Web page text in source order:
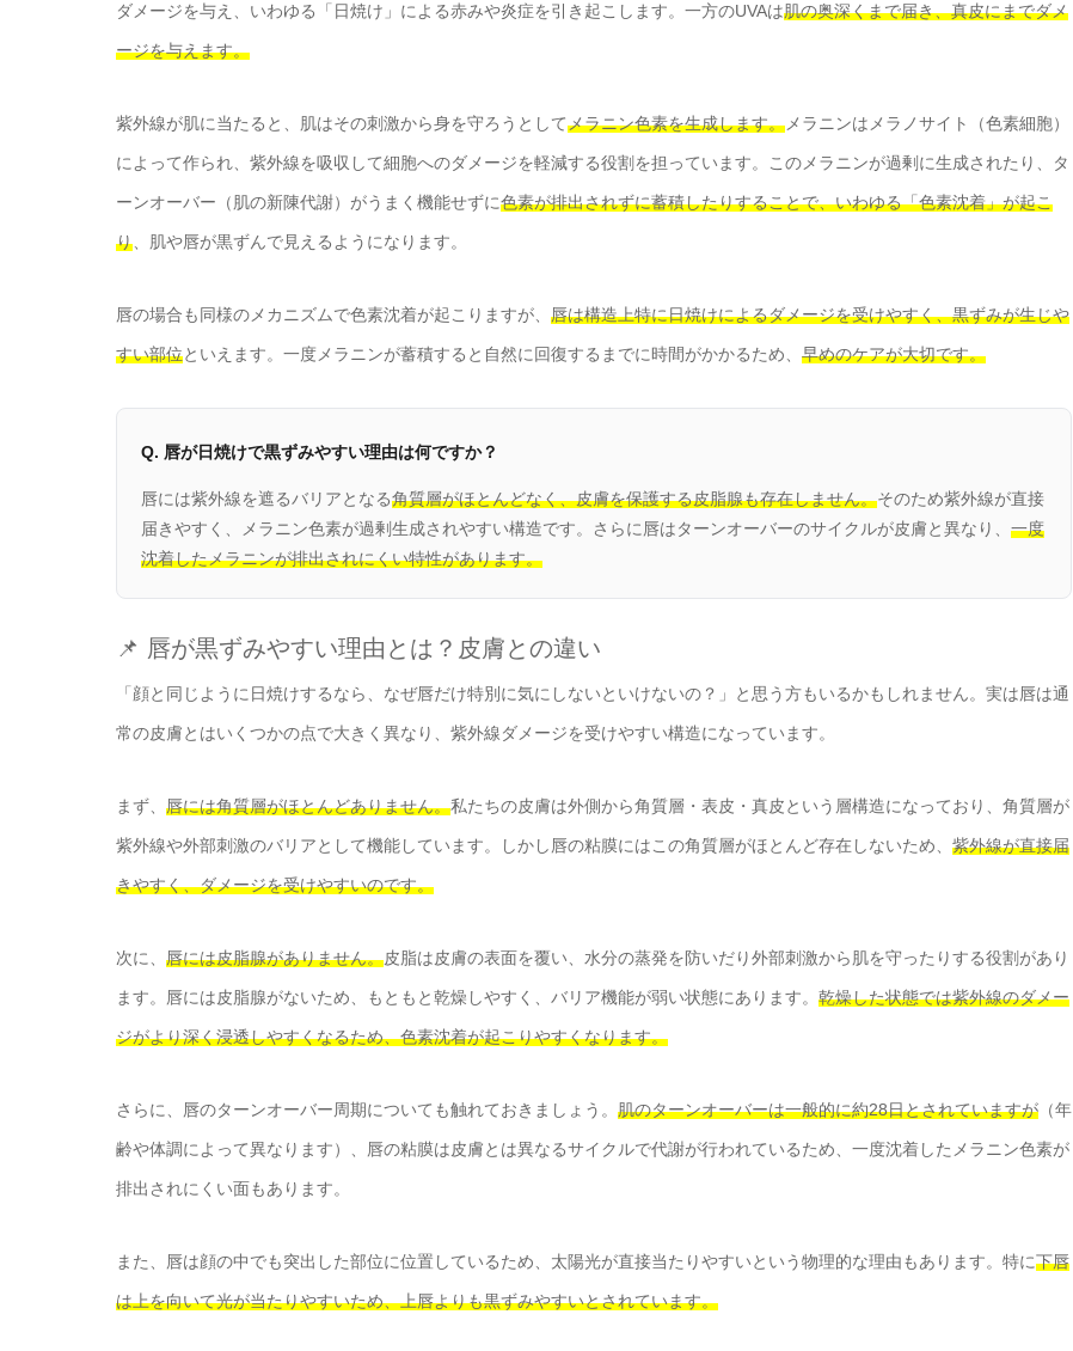
ダメージを与え、いわゆる「日焼け」による赤みや炎症を引き起こします。一方のUVAは肌の奥深くまで届き、真皮にまでダメ
ージを与えます。
紫外線が肌に当たると、肌はその刺激から身を守ろうとしてメラニン色素を生成します。 メラニンはメラノサイト（色素細胞）
によって作られ、紫外線を吸収して細胞へのダメージを軽減する役割を担っています。このメラニンが過剰に生成されたり、タ
ーンオーバー（肌の新陳代謝）がうまく機能せずに色素が排出されずに蓄積したりすることで、いわゆる「色素沈着」が起こ
り 、肌や唇が黒ずんで見えるようになります。
唇の場合も同様のメカニズムで色素沈着が起こりますが、 唇は構造上特に日焼けによるダメージを受けやすく、黒ずみが生じや
すい部位といえます。一度メラニンが蓄積すると自然に回復するまでに時間がかかるため、 早めのケアが大切です。
Q. 唇が日焼けで黒ずみやすい理由は何ですか？
唇には紫外線を遮るバリアとなる角質層がほとんどなく、皮膚を保護する皮脂腺も存在しません。そのため紫外線が直接
届きやすく、メラニン色素が過剰生成されやすい構造です。さらに唇はターンオーバーのサイクルが皮膚と異なり、 一度
沈着したメラニンが排出されにくい特性があります。
📌 唇が黒ずみやすい理由とは？皮膚との違い
「顔と同じように日焼けするなら、なぜ唇だけ特別に気にしないといけないの？」と思う方もいるかもしれません。実は唇は通
常の皮膚とはいくつかの点で大きく異なり、紫外線ダメージを受けやすい構造になっています。
まず、 唇には角質層がほとんどありません。私たちの皮膚は外側から角質層・表皮・真皮という層構造になっており、角質層が
紫外線や外部刺激のバリアとして機能しています。しかし唇の粘膜にはこの角質層がほとんど存在しないため、 紫外線が直接届
きやすく、ダメージを受けやすいのです。
次に、 唇には皮脂腺がありません。皮脂は皮膚の表面を覆い、水分の蒸発を防いだり外部刺激から肌を守ったりする役割があり
ます。唇には皮脂腺がないため、もともと乾燥しやすく、バリア機能が弱い状態にあります。 乾燥した状態では紫外線のダメー
ジがより深く浸透しやすくなるため、色素沈着が起こりやすくなります。
さらに、唇のターンオーバー周期についても触れておきましょう。 肌のターンオーバーは一般的に約28日とされていますが （年
齢や体調によって異なります）、唇の粘膜は皮膚とは異なるサイクルで代謝が行われているため、一度沈着したメラニン色素が
排出されにくい面もあります。
また、唇は顔の中でも突出した部位に位置しているため、太陽光が直接当たりやすいという物理的な理由もあります。特に下唇
は上を向いて光が当たりやすいため、上唇よりも黒ずみやすいとされています。